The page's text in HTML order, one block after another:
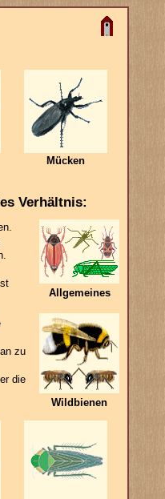
Mücken
Verhältnis:
zu
die
Allgemeines
Wildbienen